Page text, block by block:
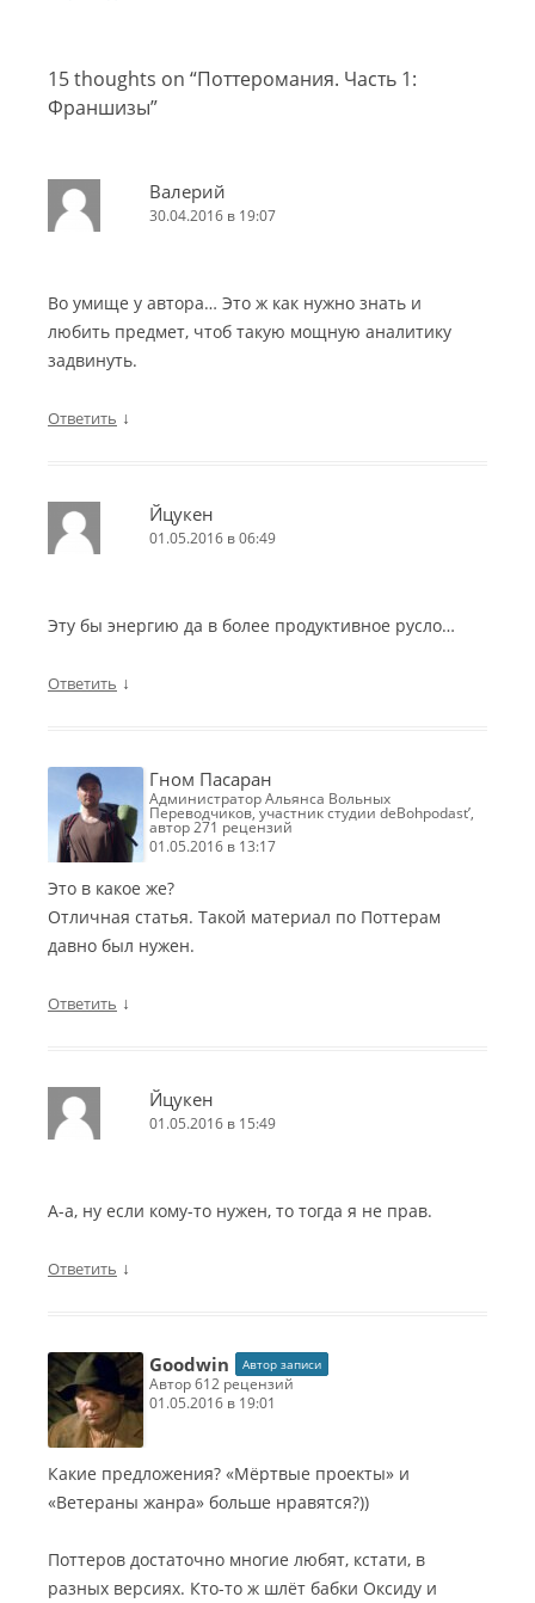
15 thoughts on “Поттеромания. Часть 1:
Франшизы”
Валерий
30.04.2016 в 19:07
Во умище у автора… Это ж как нужно знать и
любить предмет, чтоб такую мощную аналитику
задвинуть.
Ответить ↓
Йцукен
01.05.2016 в 06:49
Эту бы энергию да в более продуктивное русло…
Ответить ↓
Гном Пасаран
Администратор Альянса Вольных
Переводчиков, участник студии deBohpodast’,
автор 271 рецензий
01.05.2016 в 13:17
Это в какое же?
Отличная статья. Такой материал по Поттерам
давно был нужен.
Ответить ↓
Йцукен
01.05.2016 в 15:49
А-а, ну если кому-то нужен, то тогда я не прав.
Ответить ↓
Goodwin Автор записи
автор 612 рецензий
01.05.2016 в 19:01
Какие предложения? «Мёртвые проекты» и
«Ветераны жанра» больше нравятся?))
Поттеров достаточно многие любят, кстати, в
разных версиях. Кто-то ж шлёт бабки Оксиду и